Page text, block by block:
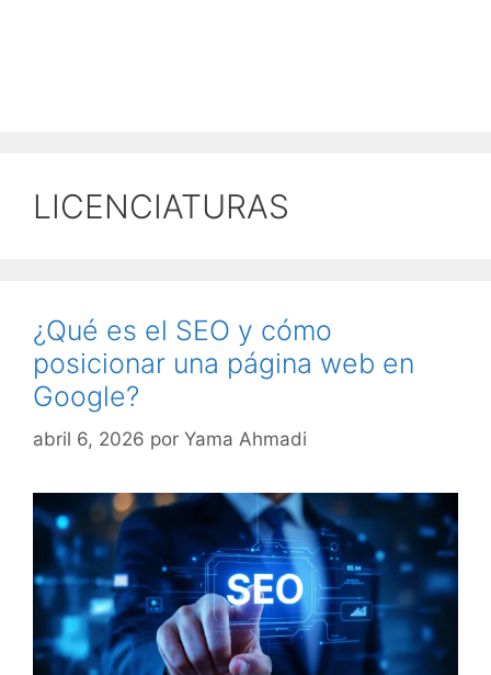
LICENCIATURAS
¿Qué es el SEO y cómo
posicionar una página web en
Google?
abril 6, 2026 por Yama Ahmadi